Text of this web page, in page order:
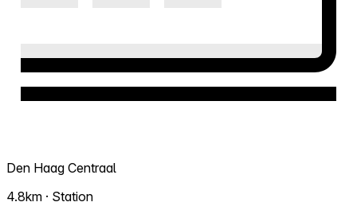
Den Haag Centraal
4.8km · Station